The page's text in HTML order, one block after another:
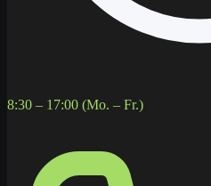
8:30 – 17:00 (Mo. – Fr.)